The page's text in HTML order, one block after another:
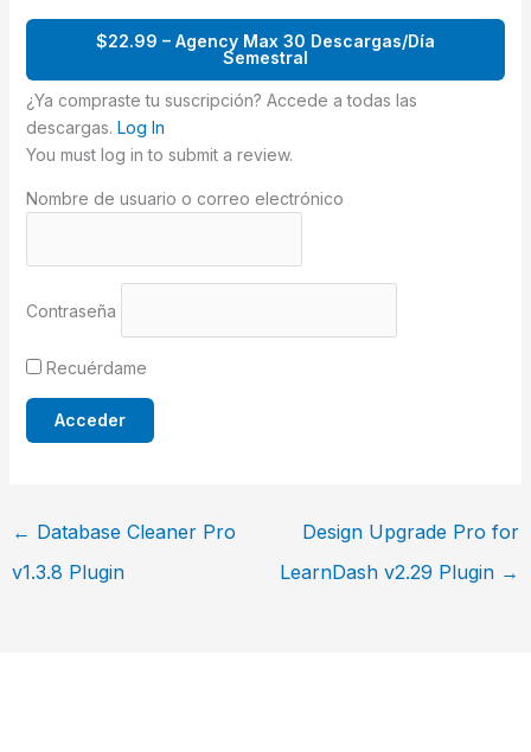
$22.99 – Agency Max 30 Descargas/Día
Semestral
¿Ya compraste tu suscripción? Accede a todas las
descargas. Log In
You must log in to submit a review.
Nombre de usuario o correo electrónico
Contraseña
Recuérdame
← Database Cleaner Pro
v1.3.8 Plugin
Design Upgrade Pro for
LearnDash v2.29 Plugin →